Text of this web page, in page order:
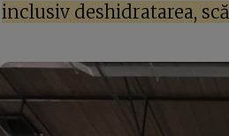
inclusiv deshidratarea,